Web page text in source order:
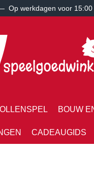
Op werkdagen voor
BOUW
CADEAUGIDS